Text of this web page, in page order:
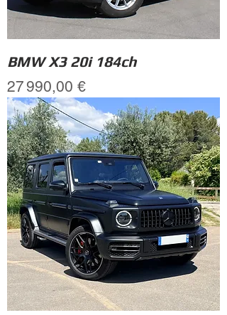
BMW X3 20i 184ch
Prix
27 990,00 €